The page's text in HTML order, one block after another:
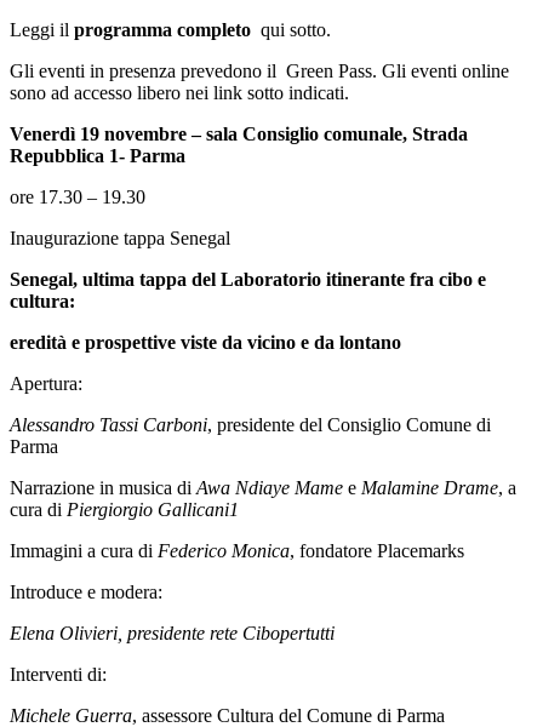
Leggi il programma completo qui sotto.
Gli eventi in presenza prevedono il Green Pass. Gli eventi online
sono ad accesso libero nei link sotto indicati.
Venerdì 19 novembre – sala Consiglio comunale, Strada
Repubblica 1- Parma
ore 17.30 – 19.30
Inaugurazione tappa Senegal
Senegal, ultima tappa del Laboratorio itinerante fra cibo e
cultura:
eredità e prospettive viste da vicino e da lontano
Apertura:
Alessandro Tassi Carboni, presidente del Consiglio Comune di
Parma
Narrazione in musica di Awa Ndiaye Mame e Malamine Drame, a
cura di Piergiorgio Gallicani1
Immagini a cura di Federico Monica, fondatore Placemarks
Introduce e modera:
Elena Olivieri, presidente rete Cibopertutti
Interventi di:
Michele Guerra, assessore Cultura del Comune di Parma